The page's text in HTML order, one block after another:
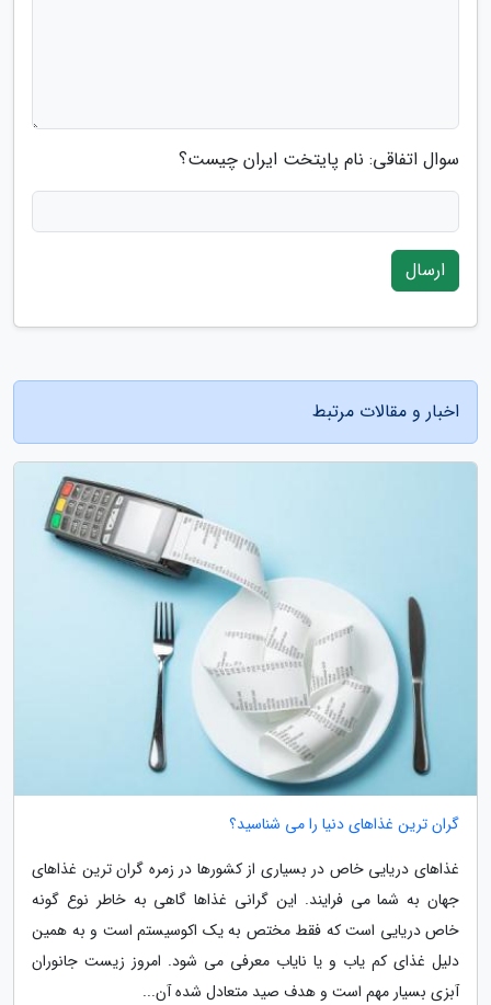
سوال اتفاقی: نام پایتخت ایران چیست؟
ارسال
اخبار و مقالات مرتبط
گران ترین غذاهای دنیا را می شناسید؟
غذاهای دریایی خاص در بسیاری از کشورها در زمره گران ترین غذاهای
جهان به شما می فرایند. این گرانی غذاها گاهی به خاطر نوع گونه
خاص دریایی است که فقط مختص به یک اکوسیستم است و به همین
دلیل غذای کم یاب و یا نایاب معرفی می شود. امروز زیست جانوران
آبزی بسیار مهم است و هدف صید متعادل شده آن...